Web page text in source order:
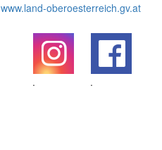
www.land-oberoesterreich.gv.at
.
.